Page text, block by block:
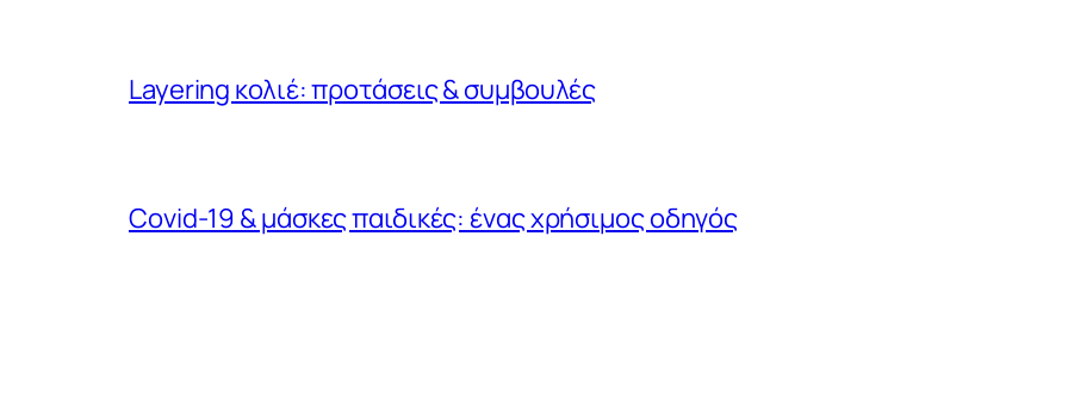
Layering κολιέ: προτάσεις & συμβουλές
Covid-19 & μάσκες παιδικές: ένας χρήσιμος οδηγός